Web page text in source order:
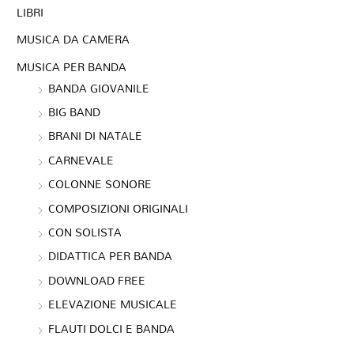
LIBRI
MUSICA DA CAMERA
MUSICA PER BANDA
BANDA GIOVANILE
BIG BAND
BRANI DI NATALE
CARNEVALE
COLONNE SONORE
COMPOSIZIONI ORIGINALI
CON SOLISTA
DIDATTICA PER BANDA
DOWNLOAD FREE
ELEVAZIONE MUSICALE
FLAUTI DOLCI E BANDA